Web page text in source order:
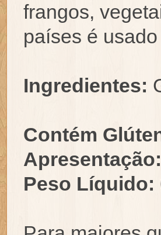
frangos,
países é
Ingredientes:
Contém
Apresentação:
Peso Líquido: